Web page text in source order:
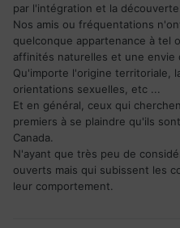
par l'intégration et la découverte.
Nos amis ou fréquentations
quelconque appartenance à tel
affinités naturelles et une envie
Qu'importe l'origine territoriale,
orientations sexuelles, etc ...
Et en général, ceux qui
premiers à se plaindre qu'ils
Canada.
N'ayant que très peu de
ouverts mais qui subissent les
leur comportement.